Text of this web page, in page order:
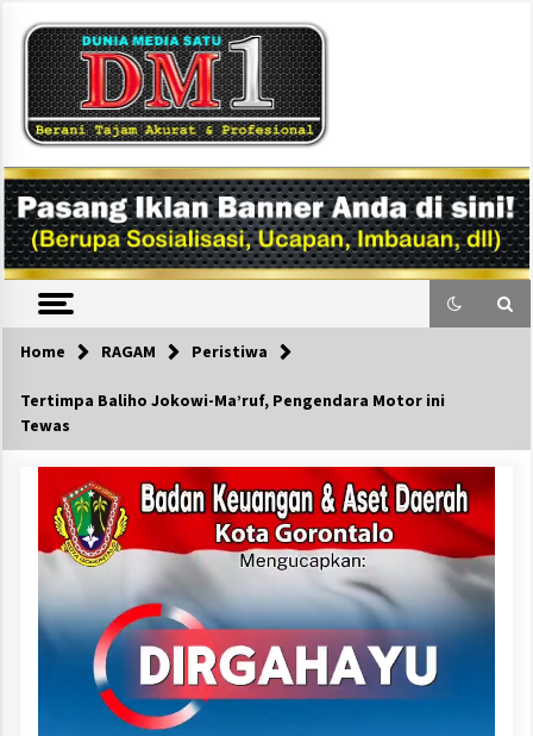
content
DM1
Home RAGAM Peristiwa
Tertimpa Baliho Jokowi-Ma’ruf, Pengendara Motor ini
Tewas